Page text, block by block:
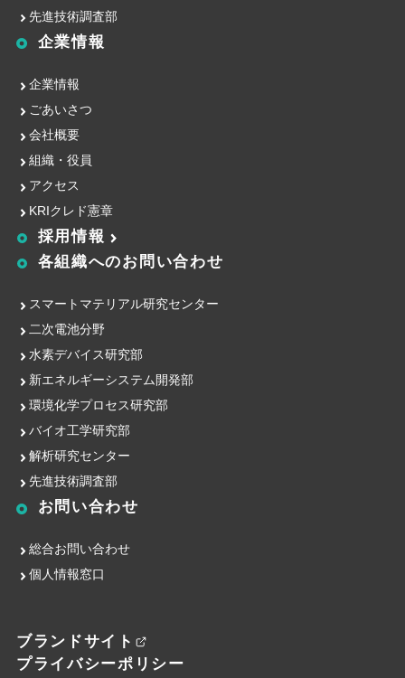
先進技術調査部
企業情報
企業情報
ごあいさつ
会社概要
組織・役員
アクセス
KRIクレド憲章
採用情報
各組織へのお問い合わせ
スマートマテリアル研究センター
二次電池分野
水素デバイス研究部
新エネルギーシステム開発部
環境化学プロセス研究部
バイオ工学研究部
解析研究センター
先進技術調査部
お問い合わせ
総合お問い合わせ
個人情報窓口
ブランドサイト
プライバシーポリシー